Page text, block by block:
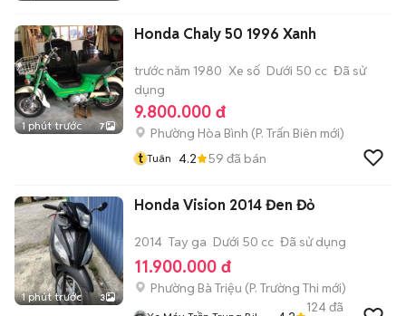
1 phút trước 7
Honda Chaly 50 1996 Xanh
trước năm 1980 Xe số Dưới 50 cc Đã sử
dụng
9.800.000 đ
Phường Hòa Bình (P. Trấn Biên mới)
t Tuân 4.2 59 đã bán
1 phút trước 3
Honda Vision 2014 Đen Đỏ
2014 Tay ga Dưới 50 cc Đã sử dụng
11.900.000 đ
Phường Bà Triệu (P. Trường Thi mới)
124đã